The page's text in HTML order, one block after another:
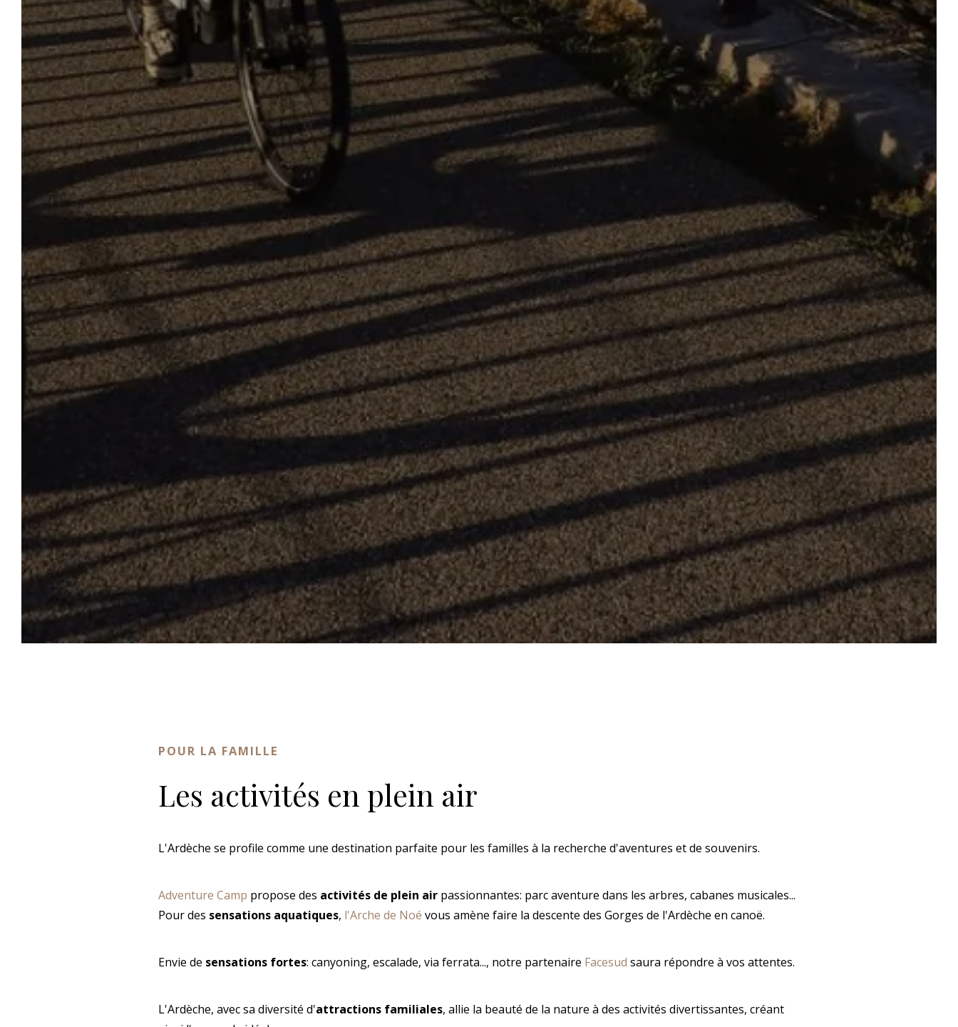
ACCUEIL NOTRE CAMPING
SÉJOURNEZ CHEZ
NOUS
NOS PRESTATIONS
AUTOUR DE CHEZ
NOUS
LES VILLAGES
LES SITES CULTURELS
LES SITES NATURELS ET
LES BALADES
LES ACTIVITÉS
SPORTIVES ET LUDIQUES
POUR LA FAMILLE
Les activités en plein air
L'Ardèche se profile comme une destination parfaite pour les familles à la recherche d'aventures et de souvenirs.
Adventure Camp propose des activités de plein air passionnantes: parc aventure dans les arbres, cabanes musicales...
Pour des sensations aquatiques, l'Arche de Noé vous amène faire la descente des Gorges de l'Ardèche en canoë.
Envie de sensations fortes: canyoning, escalade, via ferrata..., notre partenaire Facesud saura répondre à vos attentes.
L'Ardèche, avec sa diversité d'attractions familiales, allie la beauté de la nature à des activités divertissantes, créant